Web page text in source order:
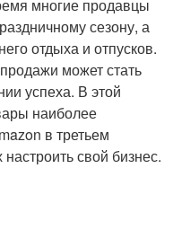
многие продавцы
сезону, а
отдыха и отпусков.
может стать
успеха. В этой
наиболее
в третьем
свой бизнес.